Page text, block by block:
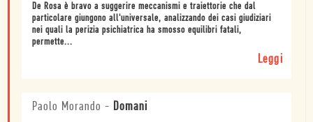
De Rosa è bravo a suggerire meccanismi e traiettorie che dal
particolare giungono all'universale, analizzando dei casi giudiziari
nei quali la perizia psichiatrica ha smosso equilibri fatali,
permette...
Leggi
Paolo Morando - Domani